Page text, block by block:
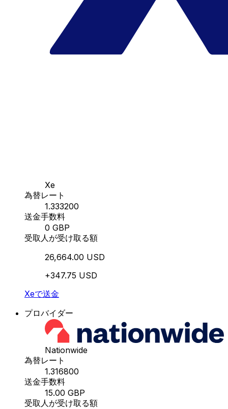
Xe
為替レート
1.333200
送金手数料
0 GBP
受取人が受け取る額
26,664.00 USD
+347.75 USD
Xeで送金
プロバイダー
Nationwide
為替レート
1.316800
送金手数料
15.00 GBP
受取人が受け取る額